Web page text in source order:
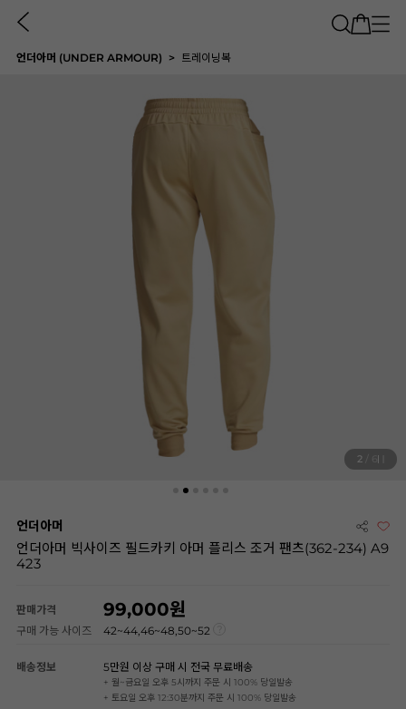
언더아머 (UNDER ARMOUR) 트레이닝복
2 / 6
언더아머
언더아머 빅사이즈 필드카키 아머 플리스 조거 팬츠(362-234) A9
423
판매가격 99,000
구매 가능 사이즈 42~44,46~48,50~52
배송정보 5만원 이상 구매 시 전국 무료배송
+ 월~금요일 오후 5시까지 주문 시 100% 당일발송
+ 토요일 오후 12:30분까지 주문 시 100% 당일발송